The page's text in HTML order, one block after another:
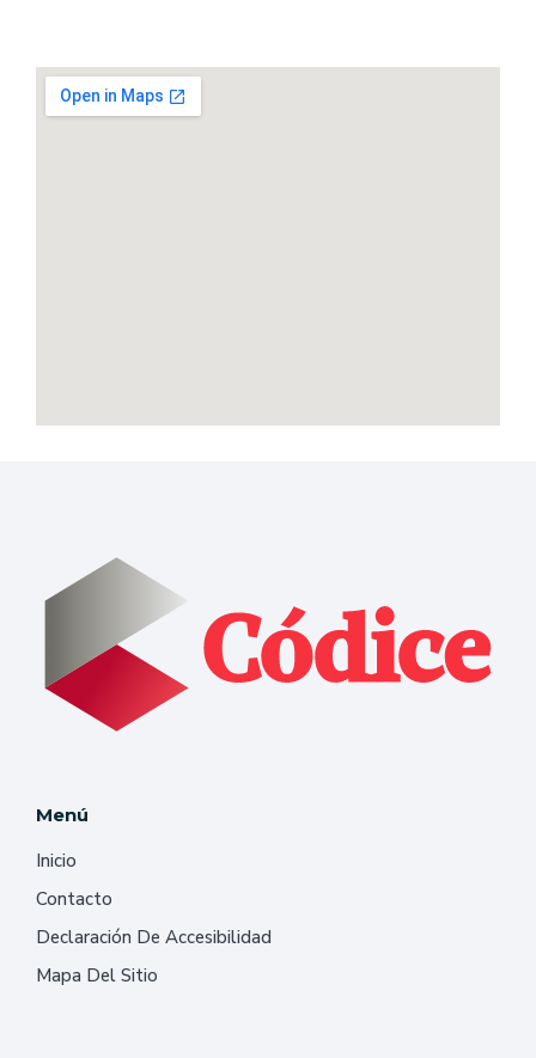
Menú
Inicio
Contacto
Declaración De Accesibilidad
Mapa Del Sitio